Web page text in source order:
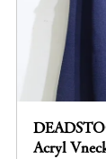
Acryl